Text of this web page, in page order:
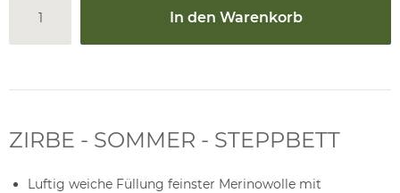
In den Warenkorb
ZIRBE - SOMMER - STEPPBETT
Luftig weiche Füllung feinster Merinowolle mit